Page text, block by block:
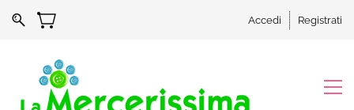
Accedi Registrati